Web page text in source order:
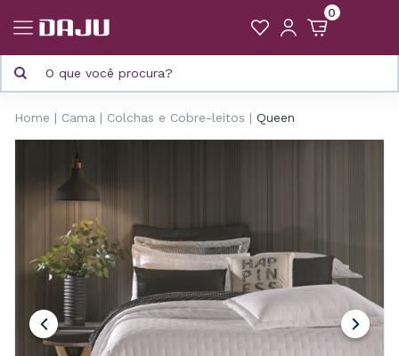
0
Home Cama Colchas e Cobre-leitos Queen